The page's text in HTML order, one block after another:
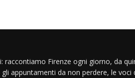
Firenze ogni giorno, da
appuntamenti da non perdere, le voci